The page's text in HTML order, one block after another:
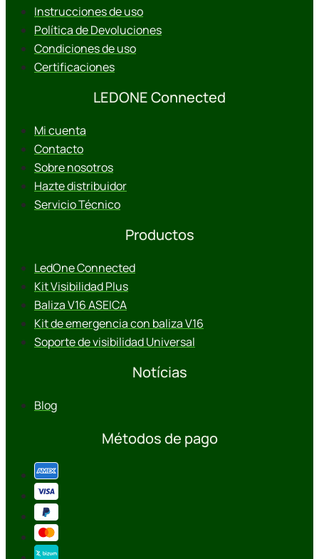
Instrucciones de uso
Política de Devoluciones
Condiciones de uso
Certificaciones
LEDONE Connected
Mi cuenta
Contacto
Sobre nosotros
Hazte distribuidor
Servicio Técnico
Productos
LedOne Connected
Kit Visibilidad Plus
Baliza V16 ASEICA
Kit de emergencia con baliza V16
Soporte de visibilidad Universal
Notícias
Blog
Métodos de pago